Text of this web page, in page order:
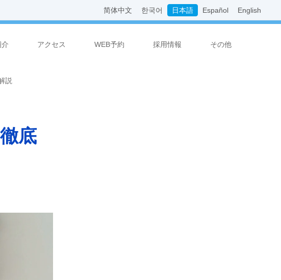
简体中文 한국어 日本語 Español English
アクセス WEB予約 採用情報 その他
説
底